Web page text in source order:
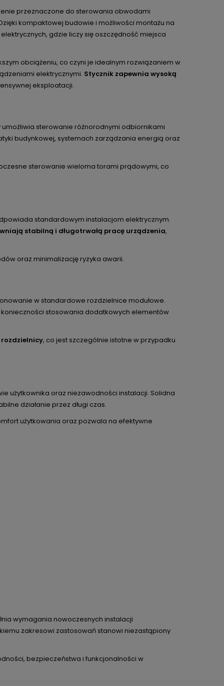
przeznaczone do sterowania obwodami
kompaktowej budowie i możliwości montażu na
gdzie liczy się oszczędność miejsca
obciążeniu, co czyni je idealnym rozwiązaniem w
elektrycznymi. Stycznik zapewnia wysoką
eksploatacji.
umożliwia sterowanie różnorodnymi odbiornikami
budynkowej, systemach zarządzania energią oraz
sterowanie wieloma torami prądowymi, co
standardowym instalacjom elektrycznym.
stabilną i długotrwałą pracę urządzenia,
oraz minimalizację ryzyka awarii.
w standardowe rozdzielnice modułowe.
stosowania dodatkowych elementów
, co jest szczególnie istotne w przypadku
użytkownika oraz niezawodności instalacji. Solidna
działanie przez długi czas.
użytkowania oraz pozwala na efektywne
wymagania nowoczesnych instalacji
zakresowi zastosowań stanowi niezastąpiony
bezpieczeństwa i funkcjonalności w